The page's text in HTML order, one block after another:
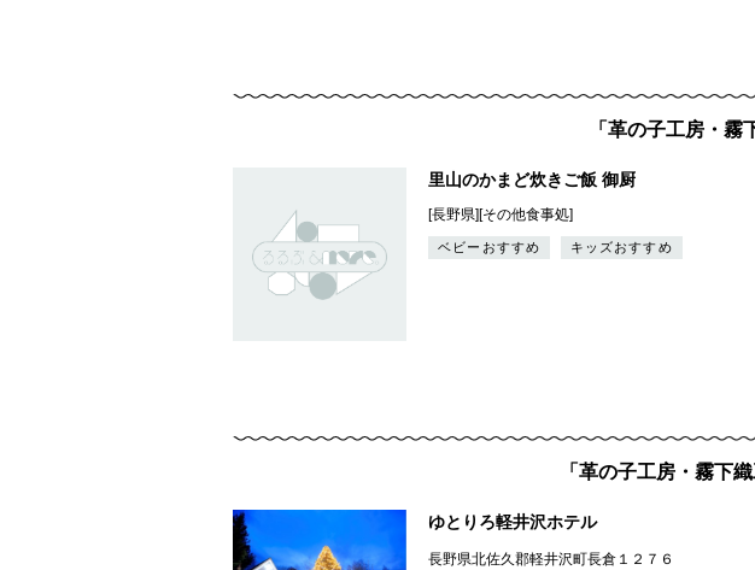
「革の子工房・
里山のかまど炊きご飯 御厨
[長野県][その他食事処]
ベビーおすすめ キッズおすすめ
「革の子工房・霧下
ゆとりろ軽井沢ホテル
長野県北佐久郡軽井沢町長倉１２７６